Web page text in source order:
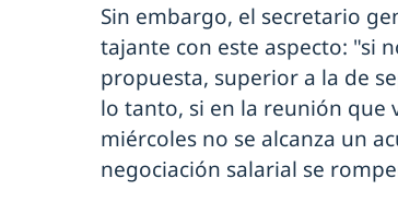
Sin embargo, el secretario
tajante con este aspecto: "si
propuesta, superior a la de
lo tanto, si en la reunión que
miércoles no se alcanza un
negociación salarial se